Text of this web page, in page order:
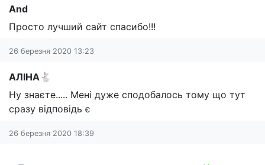
And
Просто лучший сайт спасибо!!!
26 березня 2020 13:23
АЛІНА🐇
Ну знаєте..... Мені дуже сподобалось тому що тут
сразу відповідь є
26 березня 2020 18:39